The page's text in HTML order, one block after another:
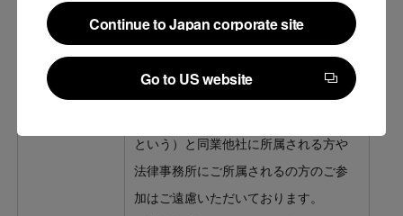
Continue to Japan corporate site
Continue to Japan corporate site
Go to US website
Go to US website
LegalForce セミナー事務局
（seminar@legalforce.co.jp）までお問
い合わせください。
という）と同業他社に所属される方や
法律事務所にご所属されるの方のご参
加はご遠慮いただいております。